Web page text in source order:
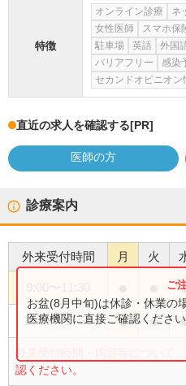
特徴
オンライン診療 ネ
女性医師
スマホ保
駐車場
英語 外国
バリアフリー
感染
セカンドオピニオン
直近の求人を確認する[PR]
医師の方
診療案内
外来受付時間 月 火
13:30〜17:30 ● ●
外来受付時間・内容等について
認ください。
お盆(8月中旬)は休診・休業の
医療機関に直接ご確認ください